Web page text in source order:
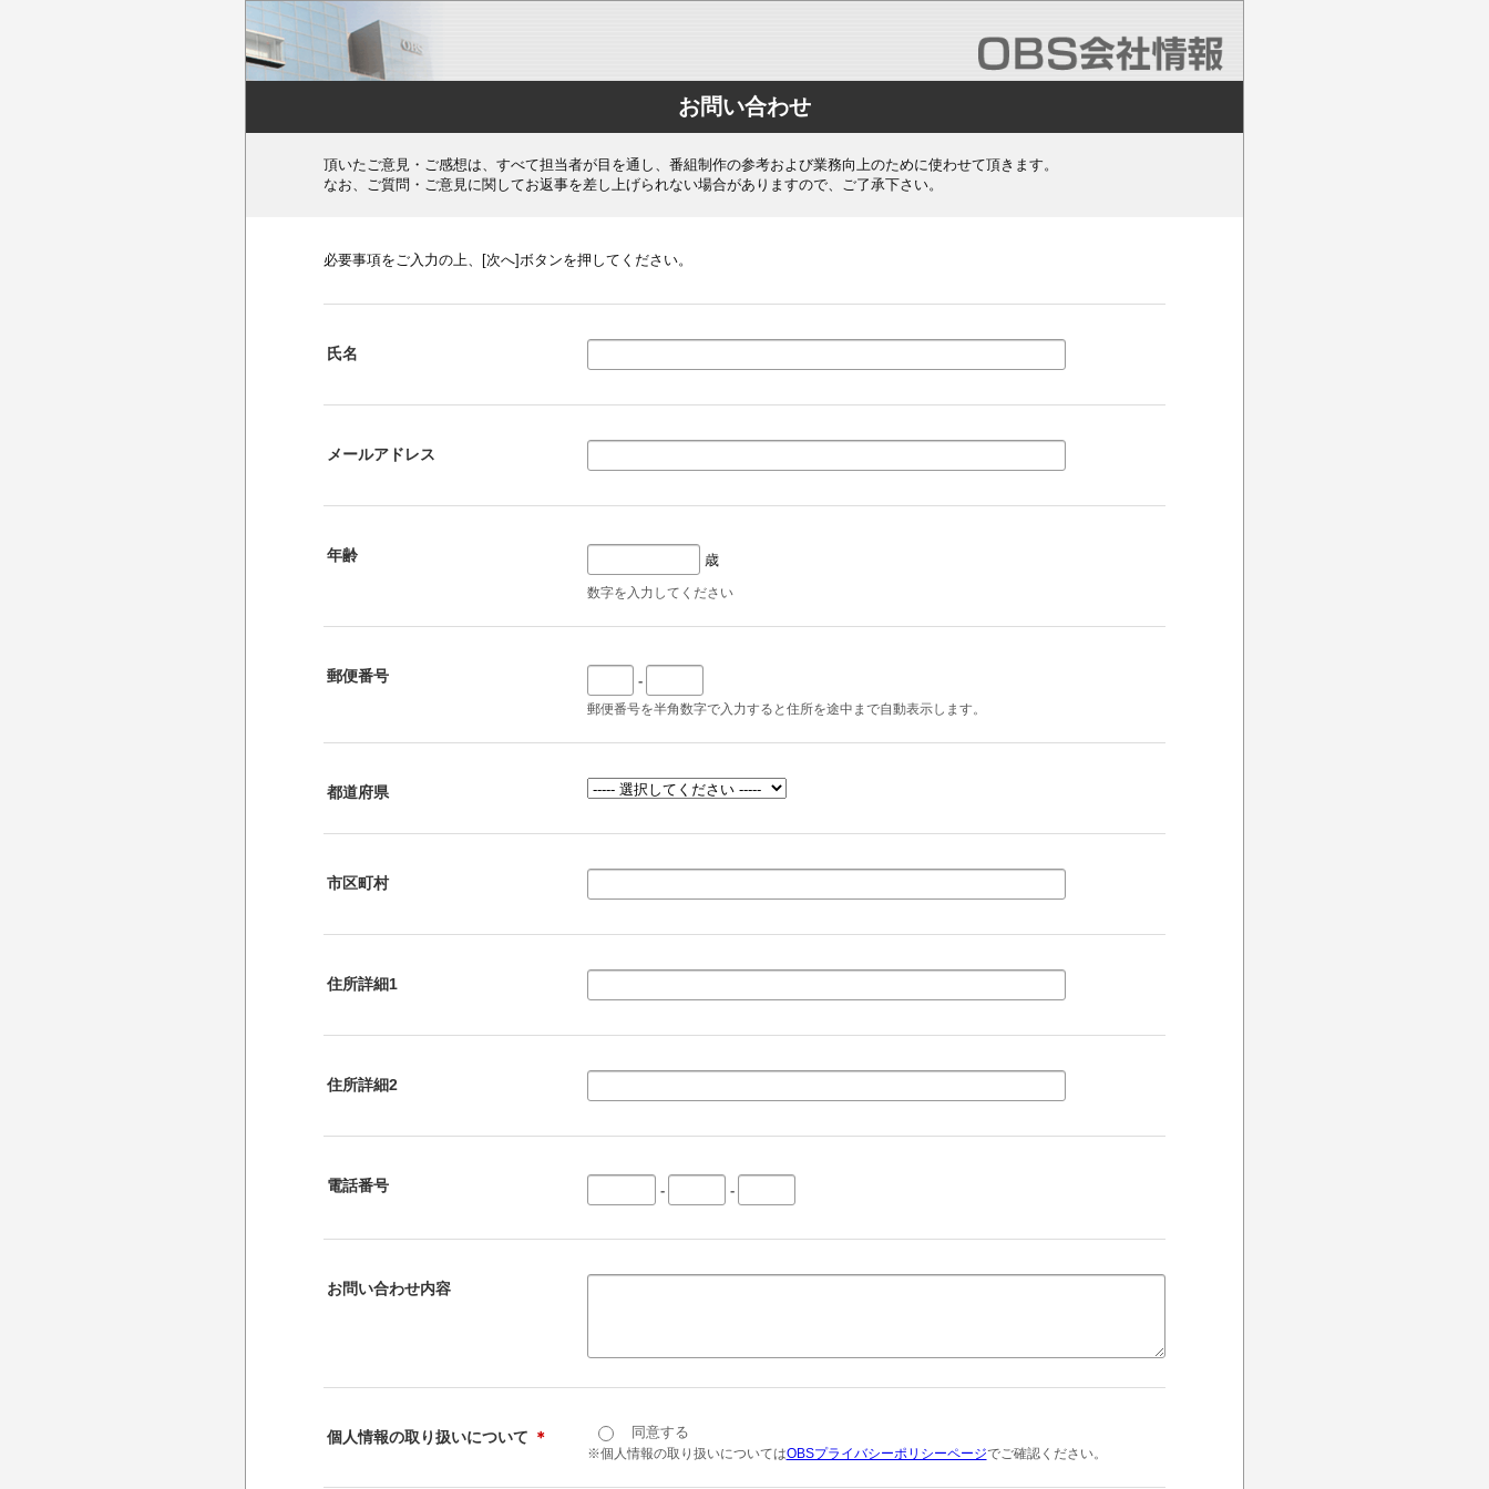
お問い合わせ
頂いたご意見・ご感想は、すべて担当者が目を通し、番組制作の参考および業務向上のために使わせて頂きます。
なお、ご質問・ご意見に関してお返事を差し上げられない場合がありますので、ご了承下さい。
必要事項をご入力の上、[次へ]ボタンを押してください。
氏名
メールアドレス
年齢 歳
数字を入力してください
郵便番号 -
郵便番号を半角数字で入力すると住所を途中まで自動表示します。
都道府県
市区町村
住所詳細1
住所詳細2
電話番号 - -
お問い合わせ内容
個人情報の取り扱いについて ＊ 同意する
※個人情報の取り扱いについてはOBSプライバシーポリシーページでご確認ください。